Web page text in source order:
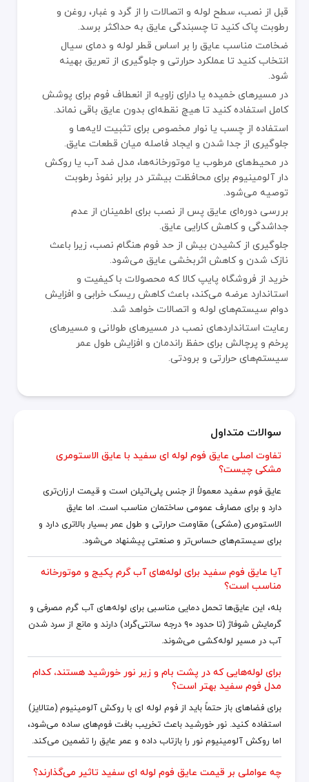
قبل از نصب، سطح لوله و اتصالات را از گرد و غبار، روغن و
رطوبت پاک کنید تا چسبندگی عایق به حداکثر برسد.
ضخامت مناسب عایق را بر اساس قطر لوله و دمای سیال
انتخاب کنید تا عملکرد حرارتی و جلوگیری از تعریق بهینه
شود.
در مسیرهای خمیده یا دارای زاویه از انعطاف فوم برای پوشش
کامل استفاده کنید تا هیچ نقطه‌ای بدون عایق باقی نماند.
استفاده از چسب یا نوار مخصوص برای تثبیت لایه‌ها و
جلوگیری از جدا شدن و ایجاد فاصله میان قطعات عایق.
در محیط‌های مرطوب یا موتورخانه‌ها، مدل ضد آب یا روکش
دار آلومینیوم برای محافظت بیشتر در برابر نفوذ رطوبت
توصیه می‌شود.
بررسی دوره‌ای عایق پس از نصب برای اطمینان از عدم
جداشدگی و کاهش کارایی عایق.
جلوگیری از کشیدن بیش از حد فوم هنگام نصب، زیرا باعث
نازک شدن و کاهش اثربخشی عایق می‌شود.
خرید از فروشگاه پایپ کالا که محصولات با کیفیت و
استاندارد عرضه می‌کند، باعث کاهش ریسک خرابی و افزایش
دوام سیستم‌های لوله و اتصالات خواهد شد.
رعایت استانداردهای نصب در مسیرهای طولانی و مسیرهای
پرخم و پرچالش برای حفظ راندمان و افزایش طول عمر
سیستم‌های حرارتی و برودتی.
سوالات متداول
تفاوت اصلی عایق فوم لوله ای سفید با عایق الاستومری
مشکی چیست؟
عایق فوم سفید معمولاً از جنس پلی‌اتیلن است و قیمت ارزان‌تری
دارد و برای مصارف عمومی ساختمان مناسب است. اما عایق
الاستومری (مشکی) مقاومت حرارتی و طول عمر بسیار بالاتری دارد و
برای سیستم‌های حساس‌تر و صنعتی پیشنهاد می‌شود.
آیا عایق فوم سفید برای لوله‌های آب گرم پکیج و موتورخانه
مناسب است؟
بله، این عایق‌ها تحمل دمایی مناسبی برای لوله‌های آب گرم مصرفی و
گرمایش شوفاژ (تا حدود ۹۰ درجه سانتی‌گراد) دارند و مانع از سرد شدن
آب در مسیر لوله‌کشی می‌شوند.
برای لوله‌هایی که در پشت بام و زیر نور خورشید هستند، کدام
مدل فوم سفید بهتر است؟
برای فضاهای باز حتماً باید از فوم لوله ای با روکش آلومینیوم (متالایز)
استفاده کنید. نور خورشید باعث تخریب بافت فوم‌های ساده می‌شود،
اما روکش آلومینیوم نور را بازتاب داده و عمر عایق را تضمین می‌کند.
چه عواملی بر قیمت عایق فوم لوله ای سفید تاثیر می‌گذارند؟